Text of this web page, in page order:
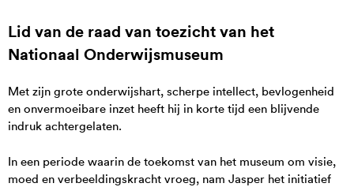
Lid van de raad van toezicht van het
Nationaal Onderwijsmuseum
Met zijn grote onderwijshart, scherpe intellect, bevlogenheid
en onvermoeibare inzet heeft hij in korte tijd een blijvende
indruk achtergelaten.
In een periode waarin de toekomst van het museum om visie,
moed en verbeeldingskracht vroeg, nam Jasper het initiatief